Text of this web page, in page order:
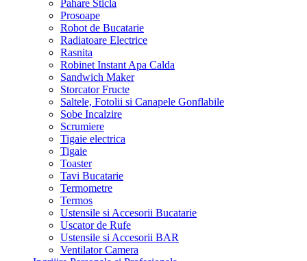
Pahare Sticla
Prosoape
Robot de Bucatarie
Radiatoare Electrice
Rasnita
Robinet Instant Apa Calda
Sandwich Maker
Storcator Fructe
Saltele, Fotolii si Canapele Gonflabile
Sobe Incalzire
Scrumiere
Tigaie electrica
Tigaie
Toaster
Tavi Bucatarie
Termometre
Termos
Ustensile si Accesorii Bucatarie
Uscator de Rufe
Ustensile si Accesorii BAR
Ventilator Camera